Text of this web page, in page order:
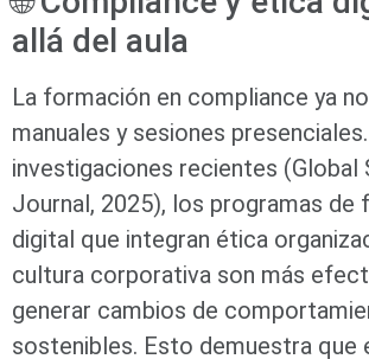
allá del aula
La formación en compliance ya
manuales y sesiones
investigaciones recientes (Global
Journal, 2025), los programas de
digital que integran ética
cultura corporativa son más
generar cambios de
sostenibles. Esto demuestra que